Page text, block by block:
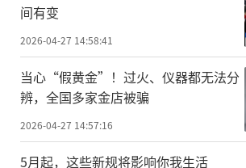
间有变
2026-04-27 14:58:41
当心“假黄金”！过火、仪器都无法分
辨，全国多家金店被骗
2026-04-27 14:57:16
5月起，这些新规将影响你我生活